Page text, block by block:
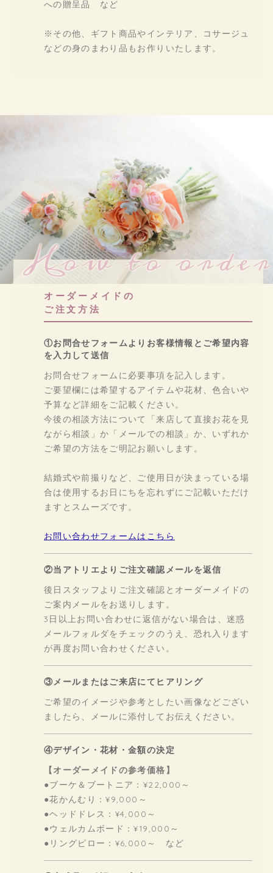
への贈呈品 など
※その他、ギフト商品やインテリア、コサージュ
などの身のまわり品もお作りいたします。
How to order
オーダーメイドの
ご注文方法
①お問合せフォームよりお客様情報とご希望内容
を入力して送信
お問合せフォームに必要事項を記入します。
ご要望欄には希望するアイテムや花材、色合いや
予算など詳細をご記載ください。
今後の相談方法について「来店して直接お花を見
ながら相談」か「メールでの相談」か、いずれか
ご希望の方法をご明記お願いします。
結婚式や前撮りなど、ご使用日が決まっている場
合は使用するお日にちを忘れずにご記載いただけ
ますとスムーズです。
お問い合わせフォームはこちら
②当アトリエよりご注文確認メールを返信
後日スタッフよりご注文確認とオーダーメイドの
ご案内メールをお送りします。
3日以上お問い合わせに返信がない場合は、迷惑
メールフォルダをチェックのうえ、恐れ入ります
が再度お問い合わせください。
③メールまたはご来店にてヒアリング
ご希望のイメージや参考としたい画像などござい
ましたら、メールに添付してお伝えください。
④デザイン・花材・金額の決定
【オーダーメイドの参考価格】
●ブーケ＆ブートニア：¥22,000～
●花かんむり：¥9,000～
●ヘッドドレス：¥4,000～
●ウェルカムボード：¥19,000～
●リングピロー：¥6,000～ など